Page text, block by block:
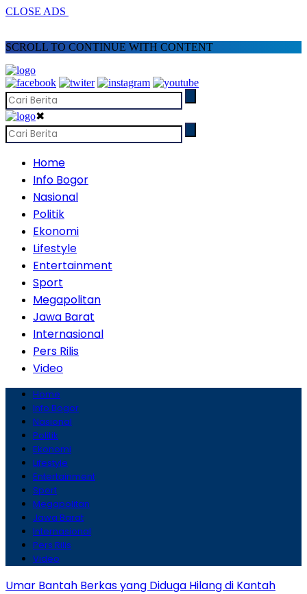
CLOSE ADS
SCROLL TO CONTINUE WITH CONTENT
✖
Home
Info Bogor
Nasional
Politik
Ekonomi
Lifestyle
Entertainment
Sport
Megapolitan
Jawa Barat
Internasional
Pers Rilis
Video
Home
Info Bogor
Nasional
Politik
Ekonomi
Lifestyle
Entertainment
Sport
Megapolitan
Jawa Barat
Internasional
Pers Rilis
Video
Umar Bantah Berkas yang Diduga Hilang di Kantah